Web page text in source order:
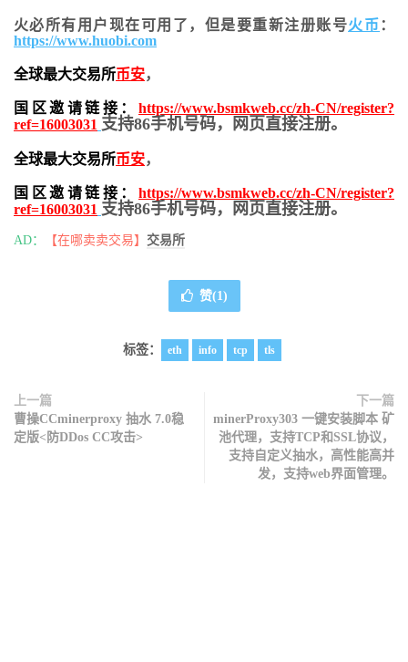
火必所有用户现在可用了，但是要重新注册账号火币 ：
https://www.huobi.com
全球最大交易所币安，
国区邀请链接： https://www.bsmkweb.cc/zh-CN/register?
ref=16003031 支持86手机号码，网页直接注册。
全球最大交易所币安，
国区邀请链接： https://www.bsmkweb.cc/zh-CN/register?
ref=16003031 支持86手机号码，网页直接注册。
AD： 【在哪卖卖交易】 交易所
赞(1)
标签： eth info tcp tls
上一篇
曹操CCminerproxy 抽水 7.0稳
定版<防DDos CC攻击>
下一篇
minerProxy303 一键安装脚本 矿
池代理，支持TCP和SSL协议，
支持自定义抽水，高性能高并
发，支持web界面管理。